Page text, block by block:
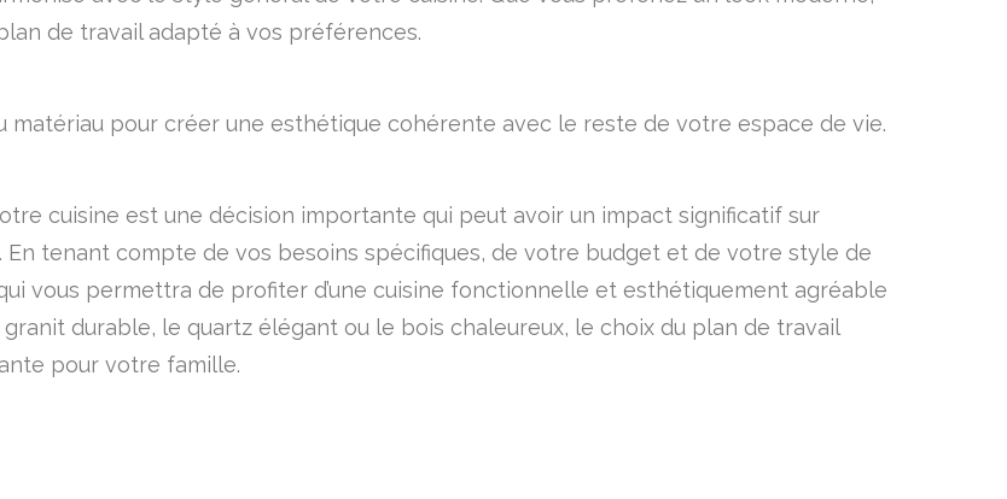
de travail adapté à vos préférences.
pour créer une esthétique cohérente avec le reste de votre espace de vie.
cuisine est une décision importante qui peut avoir un impact significatif sur
tenant compte de vos besoins spécifiques, de votre budget et de votre style de
vous permettra de profiter d’une cuisine fonctionnelle et esthétiquement agréable
durable, le quartz élégant ou le bois chaleureux, le choix du plan de travail
pour votre famille.